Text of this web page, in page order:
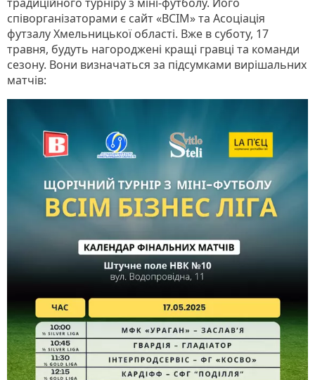
співорганізаторами є сайт «ВСІМ» та Асоціація
футзалу Хмельницької області. Вже в суботу, 17
травня, будуть нагороджені кращі гравці та команди
сезону. Вони визначаться за підсумками вирішальних
матчів: